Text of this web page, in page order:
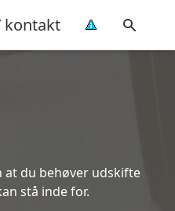
kontakt
at du behøver udskifte
stå inde for.